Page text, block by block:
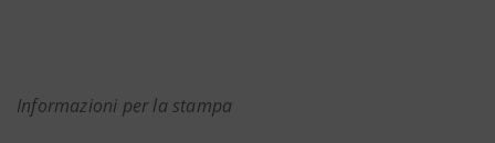
Informazioni per la stampa